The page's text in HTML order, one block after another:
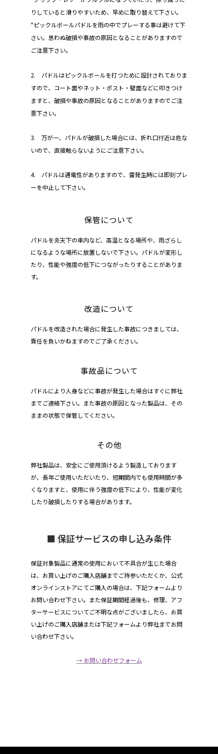
りしていると滑りやすいため、早めに取り替えて下さい。
*ピックルボールパドルを雨の中でプレーする事は避けて下
さい。思わぬ破損や事故の原因となることがありますので
ご注意下さい。
2. パドルはピックルボールを打つために設計されておりま
すので、コート面やネット・ポスト・壁面などに叩きつけ
ますと、破損や事故の原因となることがありますのでご注
意下さい。
3. 万が一、パドルが破損した場合には、折れ口付近は危な
いので、直接触らないようにご注意下さい。
4. パドルは通電性がありますので、雷発生時には即刻プレ
ーを中止して下さい。
保管について
パドルを炎天下の車内など、高温となる場所や、雨ざらし
になるような場所に放置しないで下さい。パドルが変形し
たり、性能や強度の低下につながったりすることがありま
す。
改造について
パドルを改造された場合に発生した事故につきましては、
責任を負いかねますのでご了承ください。
事故品について
パドルにより人身などに事故が発生した場合はすぐに弊社
までご連絡下さい。また事故の原因となった製品は、その
ままの状態で保管してください。
その他
弊社製品は、安全にご使用頂けるよう製造しております
が、長年ご使用いただいたり、短期間内でも使用時間が多
くなりますと、使用に伴う強度の低下により、性能が変化
したり破損したりする場合があります。
■ 保証サービスの申し込み条件
保証対象製品に通常の使用において不具合が生じた場合
は、お買い上げのご購入店舗までご持参いただくか、公式
オンラインストアにてご購入の場合は、下記フォームより
お問い合わせ下さい。また保証期間経過後も、修理、アフ
ターサービスについてご不明な点がございましたら、お買
い上げのご購入店舗または下記フォームより弊社までお問
い合わせ下さい。
→ お問い合わせフォーム